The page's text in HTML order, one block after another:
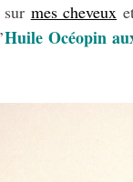
mes cheveux
Huile Océopin